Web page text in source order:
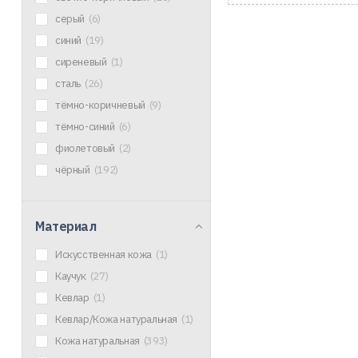
серый (6)
синий (19)
сиреневый (1)
сталь (26)
тёмно-коричневый (9)
тёмно-синий (6)
фиолетовый (2)
чёрный (192)
Материал
Искусственная кожа (1)
Каучук (27)
Кевлар (1)
Кевлар/Кожа натуральная (1)
Кожа натуральная (393)